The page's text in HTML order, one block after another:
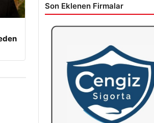
Son Eklenen Firmalar